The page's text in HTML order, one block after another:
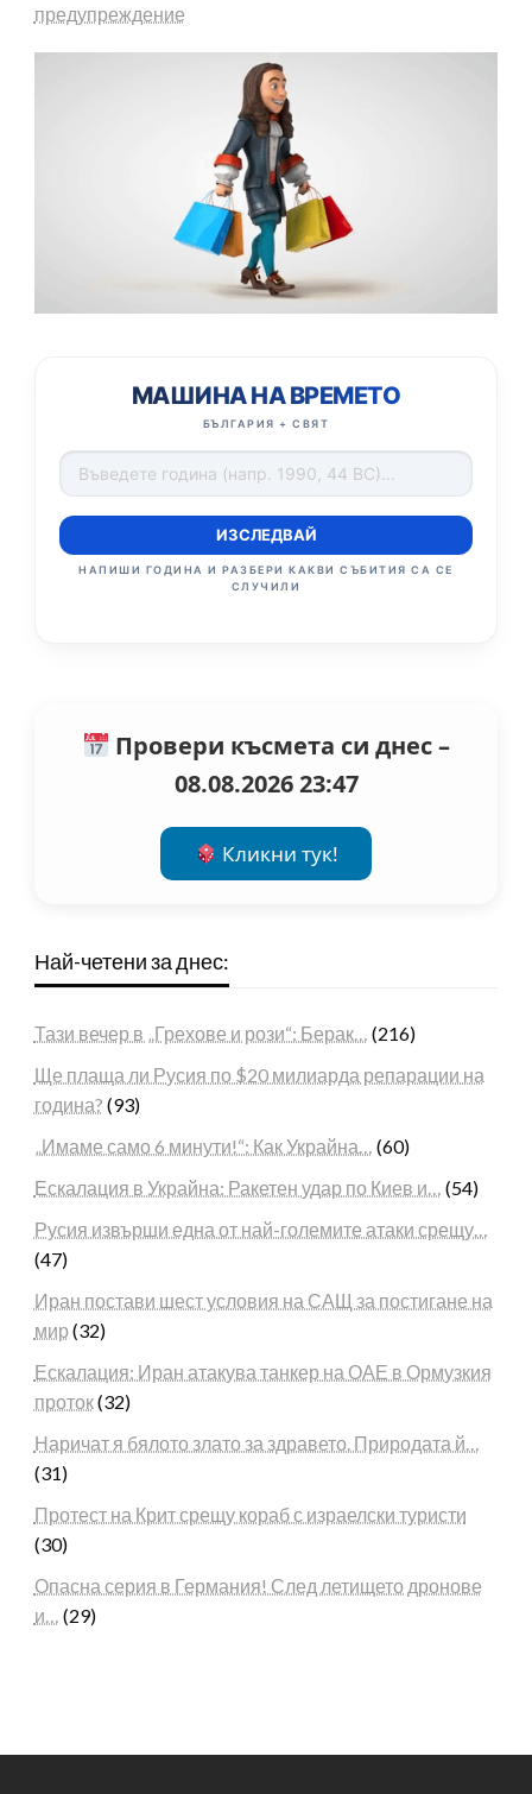
предупреждение
МАШИНА НА ВРЕМЕТО
БЪЛГАРИЯ + СВЯТ
ИЗСЛЕДВАЙ
НАПИШИ ГОДИНА И РАЗБЕРИ КАКВИ СЪБИТИЯ СА СЕ
СЛУЧИЛИ
Провери късмета си днес –
08.08.2026 23:47
Кликни тук!
Най-четени за днес:
Тази вечер в „Грехове и рози“: Берак… (216)
Ще плаща ли Русия по $20 милиарда репарации на
година? (93)
„Имаме само 6 минути!“: Как Украйна… (60)
Ескалация в Украйна: Ракетен удар по Киев и… (54)
Русия извърши една от най-големите атаки срещу…
(47)
Иран постави шест условия на САЩ за постигане на
мир (32)
Ескалация: Иран атакува танкер на ОАЕ в Ормузкия
проток(32)
Наричат я бялото злато за здравето. Природата й…
(31)
Протест на Крит срещу кораб с израелски туристи
(30)
Опасна серия в Германия! След летището дронове
и… (29)